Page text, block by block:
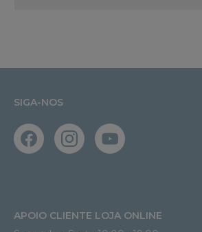
SIGA-NOS
APOIO CLIENTE LOJA ONLINE